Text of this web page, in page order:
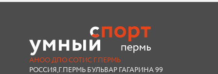
АНОО ДПО СОТИС Г.ПЕРМЬ
РОССИЯ,Г.ПЕРМЬ БУЛЬВАР ГАГАРИНА 99